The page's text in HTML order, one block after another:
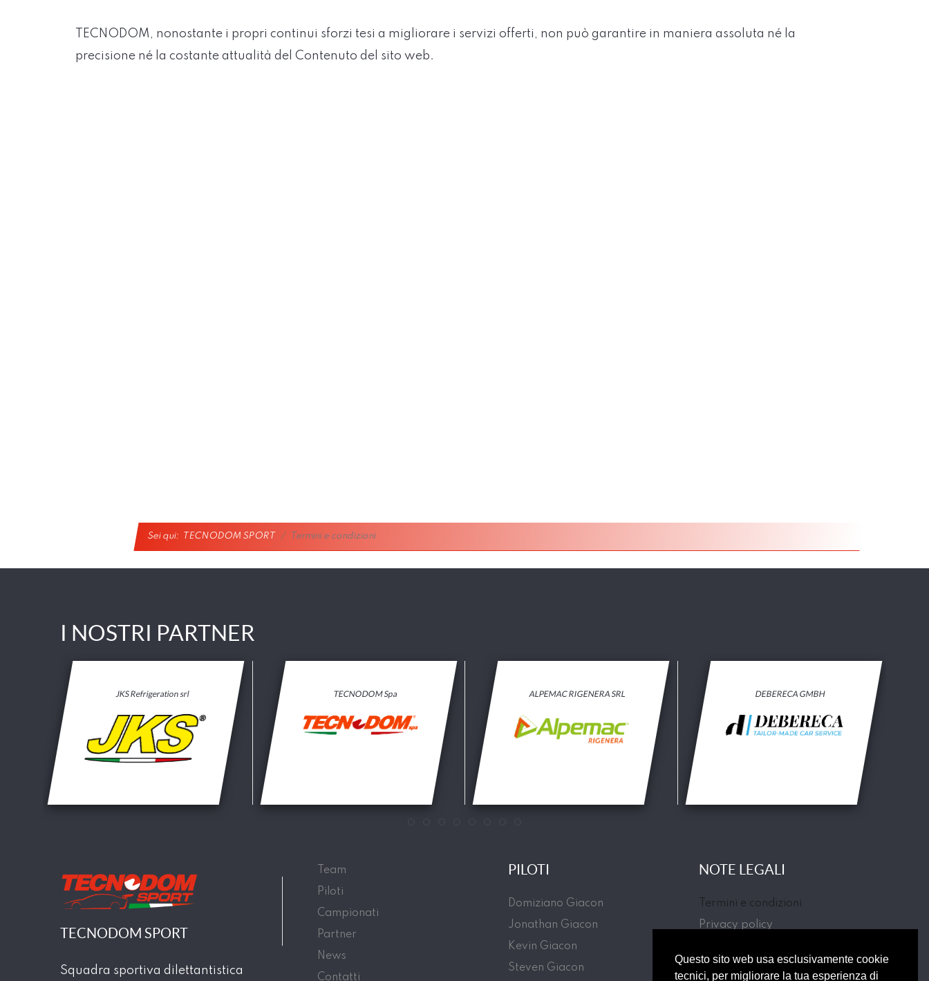
Questo sito web usa esclusivamente cookie
tecnici, per migliorare la tua esperienza di
TECNODOM, nonostante i propri continui sforzi tesi a migliorare i servizi offerti, non può garantire in maniera assoluta né la
precisione né la costante attualità del Contenuto del sito web.
Sei qui: TECNODOM SPORT Termini e condizioni
I NOSTRI PARTNER
JKS Refrigeration srl TECNODOM Spa ALPEMAC RIGENERA SRL DEBERECA GMBH
TECNODOM SPORT
Squadra sportiva dilettantistica
Team
Piloti
Campionati
Partner
News
Contatti
PILOTI
Domiziano Giacon
Jonathan Giacon
Kevin Giacon
Steven Giacon
NOTE LEGALI
Termini e condizioni
Privacy policy